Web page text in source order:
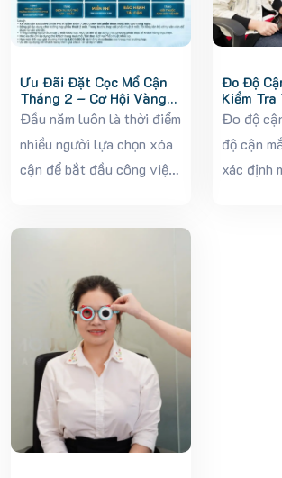
Ưu Đãi Đặt Cọc Mổ Cận
Tháng 2 – Cơ Hội Vàng
Xóa Cận Với Chi Phí Tiết
Đầu năm luôn là thời điểm
nhiều người lựa chọn xóa
cận để bắt đầu công việc
Đo Độ
Kiểm Tra
Xác Và
Đo độ
độ cận
xác định